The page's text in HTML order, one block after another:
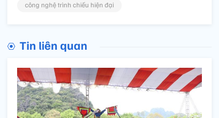
công nghệ trình chiếu hiện đại
Tin liên quan